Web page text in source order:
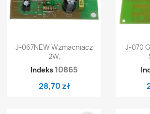
J-067NEW Wzmacniacz
2W,
Indeks 10865
28,70 zł
J-070